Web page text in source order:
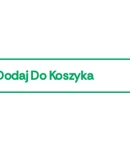
Do Koszyka